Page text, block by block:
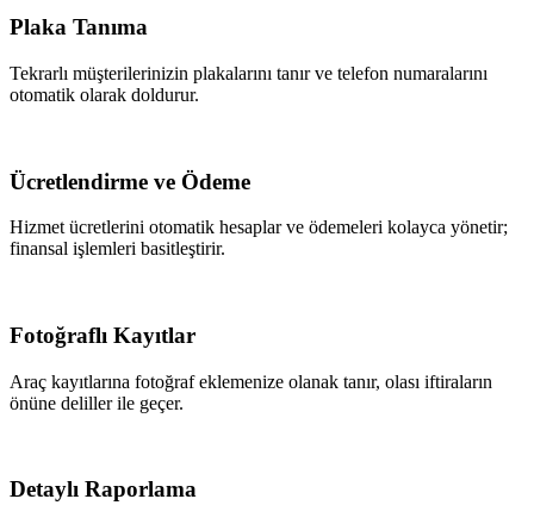
Plaka Tanıma
Tekrarlı müşterilerinizin plakalarını tanır ve telefon numaralarını
otomatik olarak doldurur.
Ücretlendirme ve Ödeme
Hizmet ücretlerini otomatik hesaplar ve ödemeleri kolayca yönetir;
finansal işlemleri basitleştirir.
Fotoğraflı Kayıtlar
Araç kayıtlarına fotoğraf eklemenize olanak tanır, olası iftiraların
önüne deliller ile geçer.
Detaylı Raporlama